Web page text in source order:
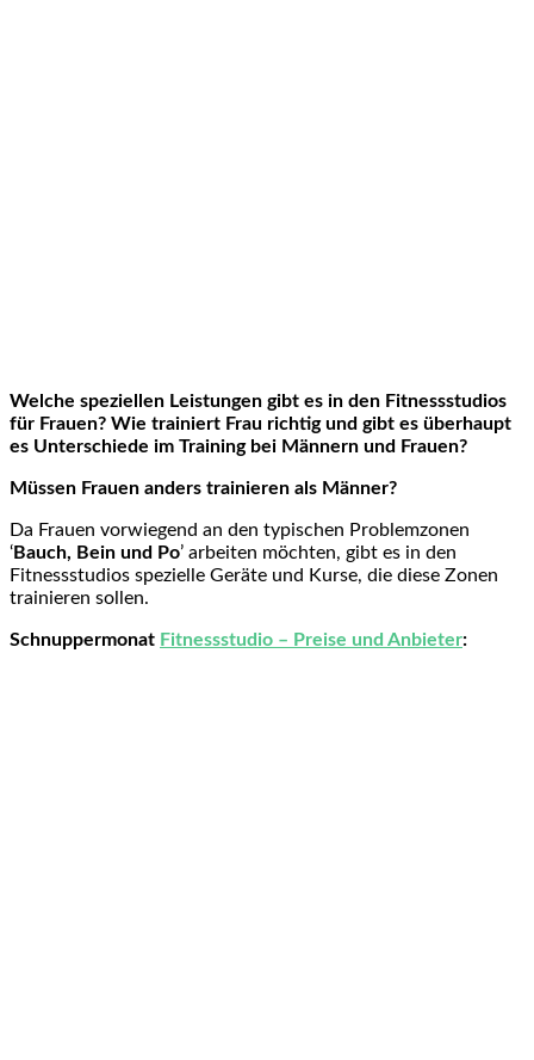
Welche speziellen Leistungen gibt es in den Fitnessstudios
für Frauen? Wie trainiert Frau richtig und gibt es überhaupt
es Unterschiede im Training bei Männern und Frauen?
Müssen Frauen anders trainieren als Männer?
Da Frauen vorwiegend an den typischen Problemzonen
‘Bauch, Bein und Po’ arbeiten möchten, gibt es in den
Fitnessstudios spezielle Geräte und Kurse, die diese Zonen
trainieren sollen.
Schnuppermonat Fitnessstudio – Preise und Anbieter: